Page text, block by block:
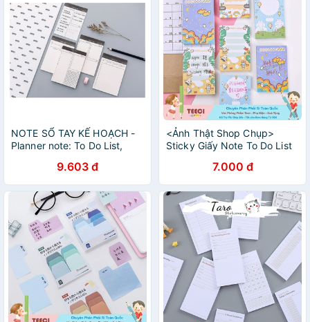
NOTE SỔ TAY KẾ HOẠCH -
Planner note: To Do List,
Schedule note tại Corgi
Shop
9.603 đ
<Ảnh Thật Shop Chụp>
Sticky Giấy Note To Do List
Đáng Yêu Teeci587
7.000 đ